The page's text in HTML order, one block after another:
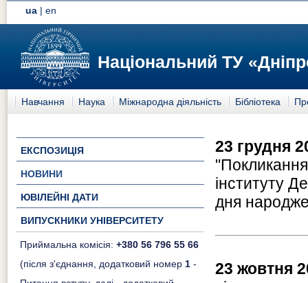
ua |en
Національний ТУ
Навчання Наука Міжнародна діяльність Бібліотека
ЕКСПОЗИЦІЯ
НОВИНИ
ЮВІЛЕЙНІ ДАТИ
ВИПУСКНИКИ УНІВЕРСИТЕТУ
Приймальна комісія: +380 56 796 55 66
(після з'єднання, додатковий номер 1 -
23 грудня
"Покликання
інституту
дня
23 жовтня